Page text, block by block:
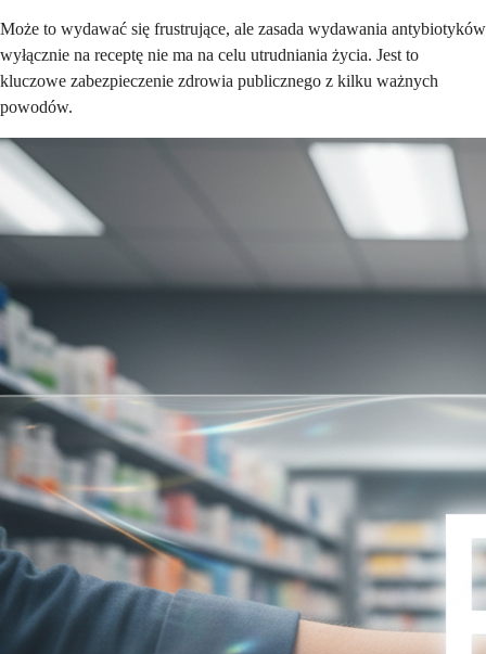
Może to wydawać się frustrujące, ale zasada wydawania antybiotyków
wyłącznie na receptę nie ma na celu utrudniania życia. Jest to
kluczowe zabezpieczenie zdrowia publicznego z kilku ważnych
powodów.